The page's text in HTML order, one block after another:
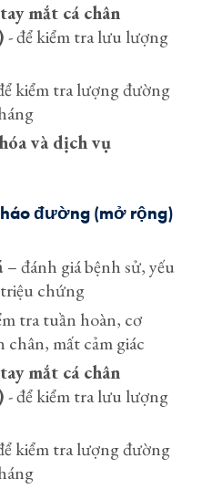
mắt cá chân
- để kiểm tra lưu lượng
kiểm tra lượng đường
và dịch vụ
đường (mở rộng)
– đánh giá bệnh sử, yếu
chứng
tra tuần hoàn, cơ
chân, mất cảm giác
mắt cá chân
- để kiểm tra lưu lượng
kiểm tra lượng đường